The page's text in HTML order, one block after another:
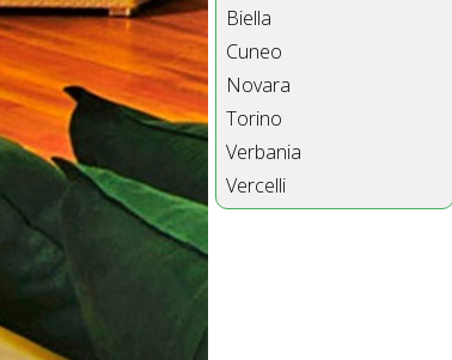
Biella
Cuneo
Novara
Torino
Verbania
Vercelli